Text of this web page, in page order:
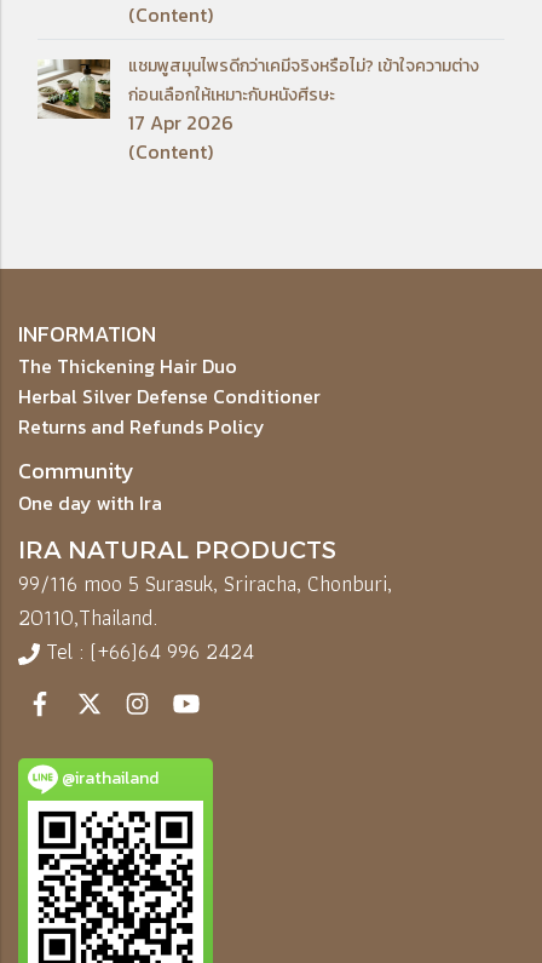
(Content)
แชมพูสมุนไพรดีกว่าเคมีจริงหรือไม่? เข้าใจความต่าง
ก่อนเลือกให้เหมาะกับหนังศีรษะ
17 Apr 2026
(Content)
INFORMATION
The Thickening Hair Duo
Herbal Silver Defense Conditioner
Returns and Refunds Policy
Community
One day with Ira
IRA NATURAL PRODUCTS
99/116 moo 5 Surasuk, Sriracha, Chonburi,
20110,Thailand.
Tel : (+66)64 996 2424
@irathailand